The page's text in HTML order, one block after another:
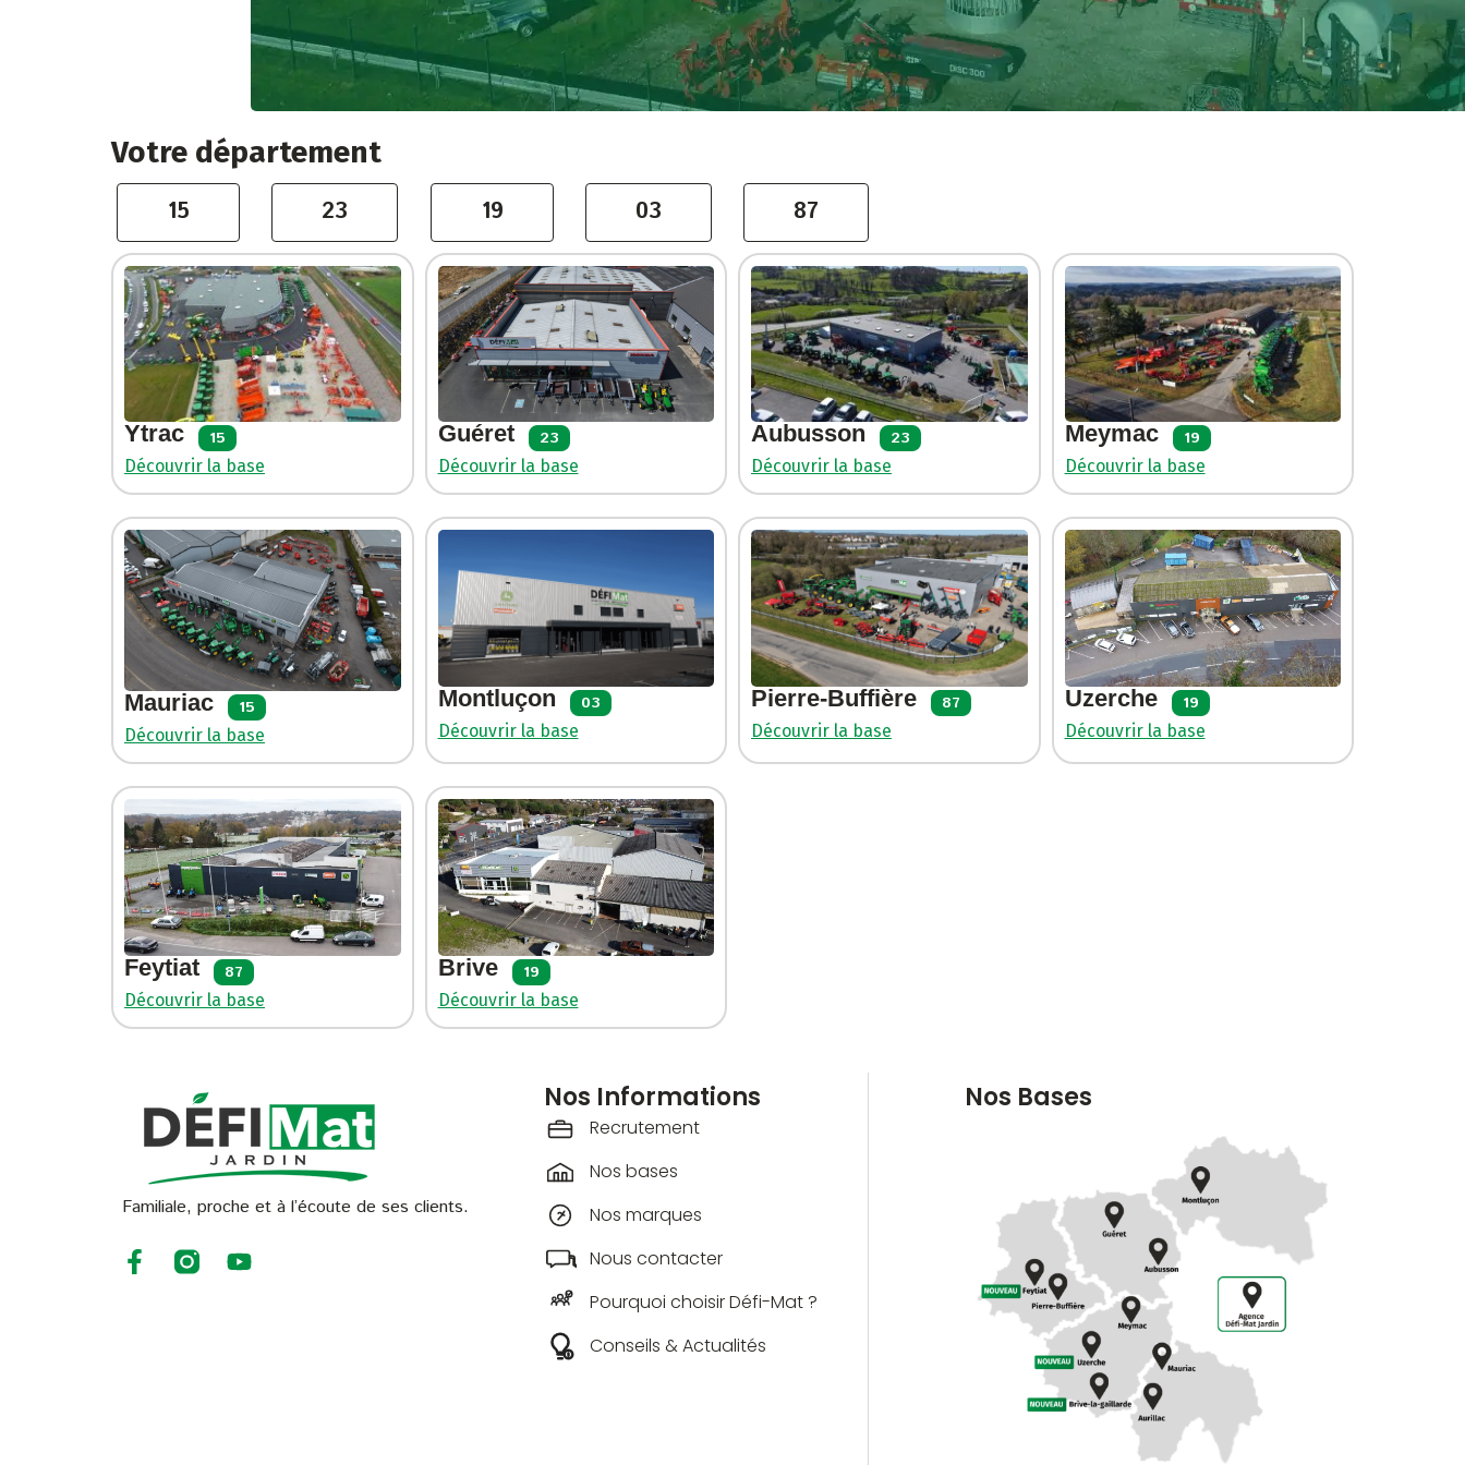
Votre département
15 23 19 03 87
Ytrac 15
Découvrir la base
Guéret 23
Découvrir la base
Aubusson 23
Découvrir la base
Meymac 19
Découvrir la base
Mauriac 15
Découvrir la base
Montluçon 03
Découvrir la base
Pierre-Buffière 87
Découvrir la base
Uzerche 19
Découvrir la base
Feytiat 87
Découvrir la base
Brive 19
Découvrir la base
Familiale, proche et à l’écoute de ses clients.
F
Y
Nos Informations
Recrutement
Nos bases
Nos marques
Nous contacter
Pourquoi choisir Défi-Mat ?
Conseils & Actualités
Nos Bases